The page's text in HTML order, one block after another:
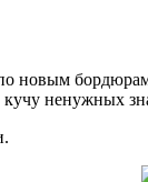
новым
ненужных